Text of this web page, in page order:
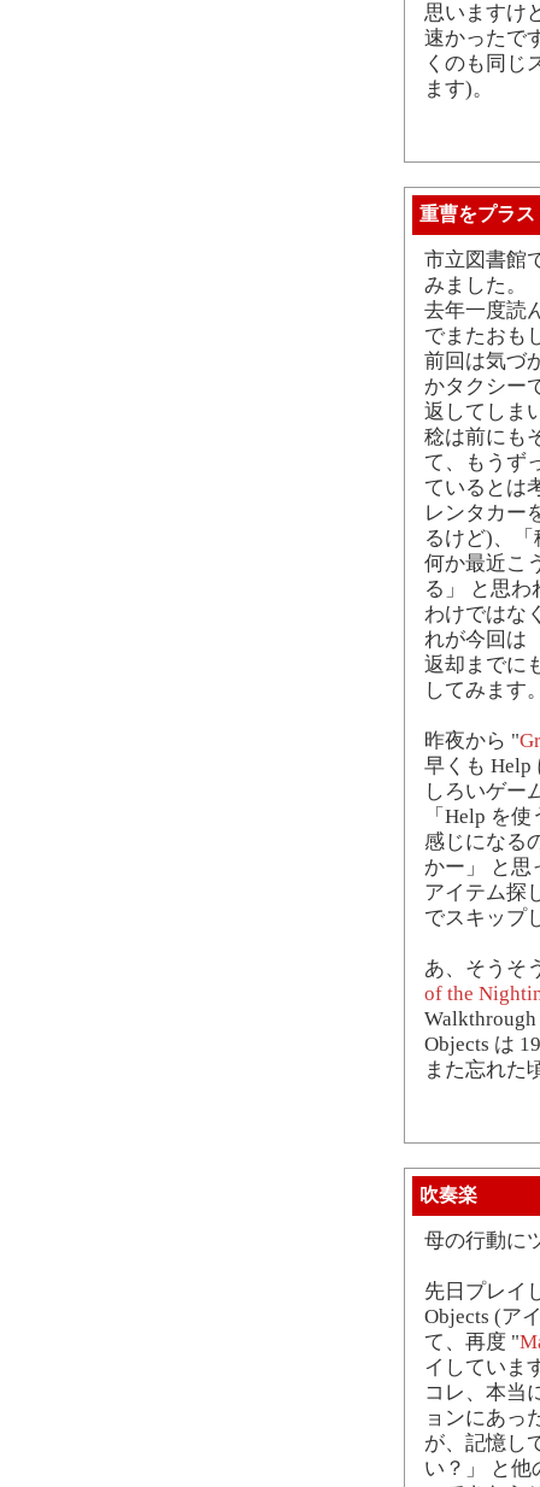
思いますけ
速かったで
くのも同じ
ます)。
重曹をプラス
市立図書館
みました。
去年一度読
でまたおも
前回は気づ
かタクシー
返してしま
稔は前にも
て、もうず
ているとは
レンタカー
るけど)、
何か最近こ
る」 と思
わけではな
れが今回は
返却までに
してみます
昨夜から "
早くも Help
しろいゲー
「Help を
感じになる
かー」 と思
アイテム探
でスキップ
あ、そうそ
of the
Objects は
また忘れた
吹奏楽
母の行動に
先日プレイ
Objects (ア
て、再度 "
イしていま
コレ、本当
ョンにあっ
が、記憶し
い？」 と他